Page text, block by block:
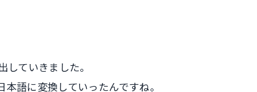
ていきました。
語に変換していったんですね。